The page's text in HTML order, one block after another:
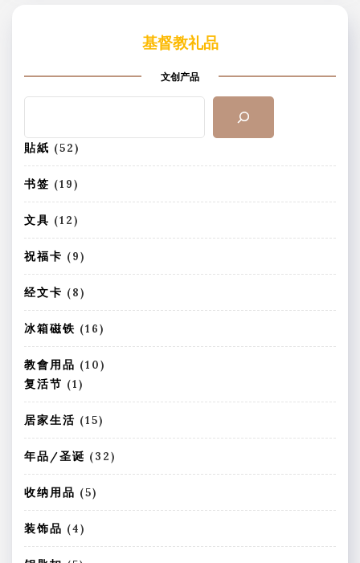
基督教礼品
文创产品
貼紙 525
2
个
产
品
书签 191
9
个
产
品
文具 121
2
个
产
品
祝福卡 99
个
产
品
经文卡 88
个
产
品
冰箱磁铁 161
6
个
教會用品 101
产
复活节 11
个
产
品
居家生活 151
5
个
产
年品/圣诞 323
2
产
收纳用品 55
个
品
装饰品 44
个